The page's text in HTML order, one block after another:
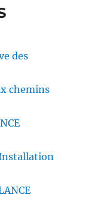
des
chemins